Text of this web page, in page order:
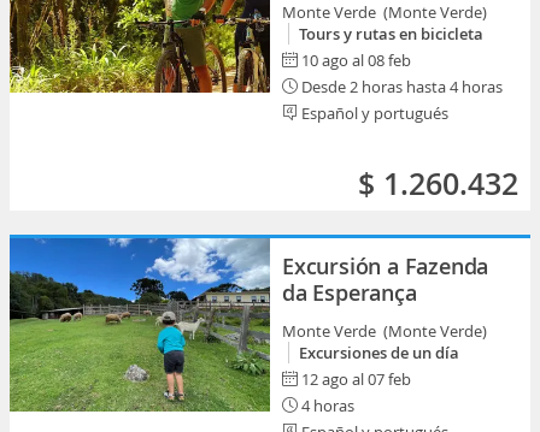
Monte Verde (Monte Verde)
Tours y rutas en bicicleta
10 ago al 08 feb
Desde 2 horas hasta 4 horas
Español y portugués
$ 1.260.432
Excursión a Fazenda
da Esperança
Monte Verde (Monte Verde)
Excursiones de un día
12 ago al 07 feb
4 horas